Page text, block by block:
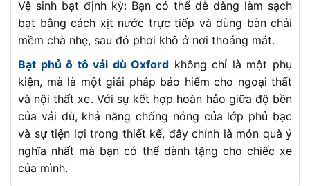
Vệ sinh bạt định kỳ: Bạn có thể dễ dàng làm sạch
bạt bằng cách xịt nước trực tiếp và dùng bàn chải
mềm chà nhẹ, sau đó phơi khô ở nơi thoáng mát.
Bạt phủ ô tô vải dù Oxford không chỉ là một phụ
kiện, mà là một giải pháp bảo hiểm cho ngoại thất
và nội thất xe. Với sự kết hợp hoàn hảo giữa độ bền
của vải dù, khả năng chống nóng của lớp phủ bạc
và sự tiện lợi trong thiết kế, đây chính là món quà ý
nghĩa nhất mà bạn có thể dành tặng cho chiếc xe
của mình.